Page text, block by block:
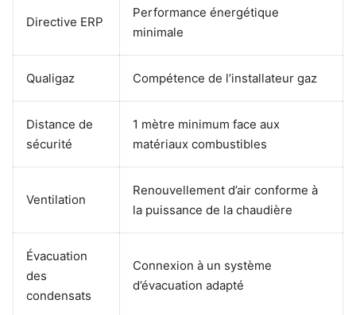
Directive ERP
Performance énergétique
minimale
Qualigaz Compétence de l’installateur gaz
Distance de
sécurité
1 mètre minimum face aux
matériaux combustibles
Ventilation
Renouvellement d’air conforme à
la puissance de la chaudière
Évacuation
des
condensats
Connexion à un système
d’évacuation adapté